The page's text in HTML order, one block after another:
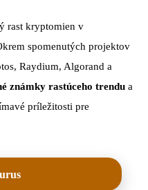
rast kryptomien v
spomenutých projektov
Raydium, Algorand a
známky rastúceho trendu a
príležitosti pre